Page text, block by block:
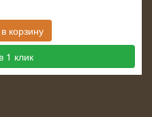
корзину
1 клик